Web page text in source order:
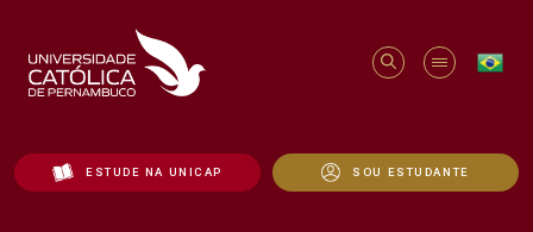
ESTUDE NA UNICAP SOU ESTUDANTE